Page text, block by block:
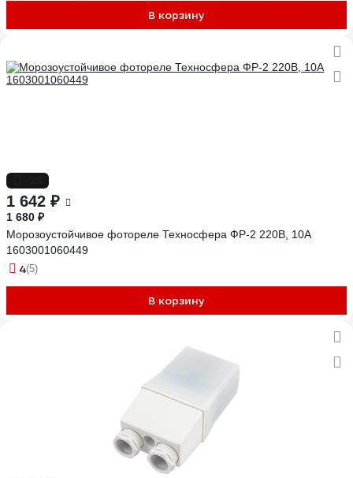
В корзину
1 642 ₽
1 680 ₽
Морозоустойчивое фотореле Техносфера ФР-2 220В, 10А
1603001060449
4(5)
В корзину